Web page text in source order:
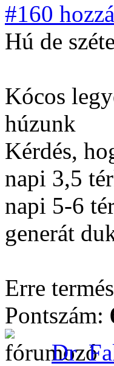
#160
Hú de
Kócos
húzunk
Kérdés,
napi 3,5
napi 5-6
generát
Erre
Pontszám: